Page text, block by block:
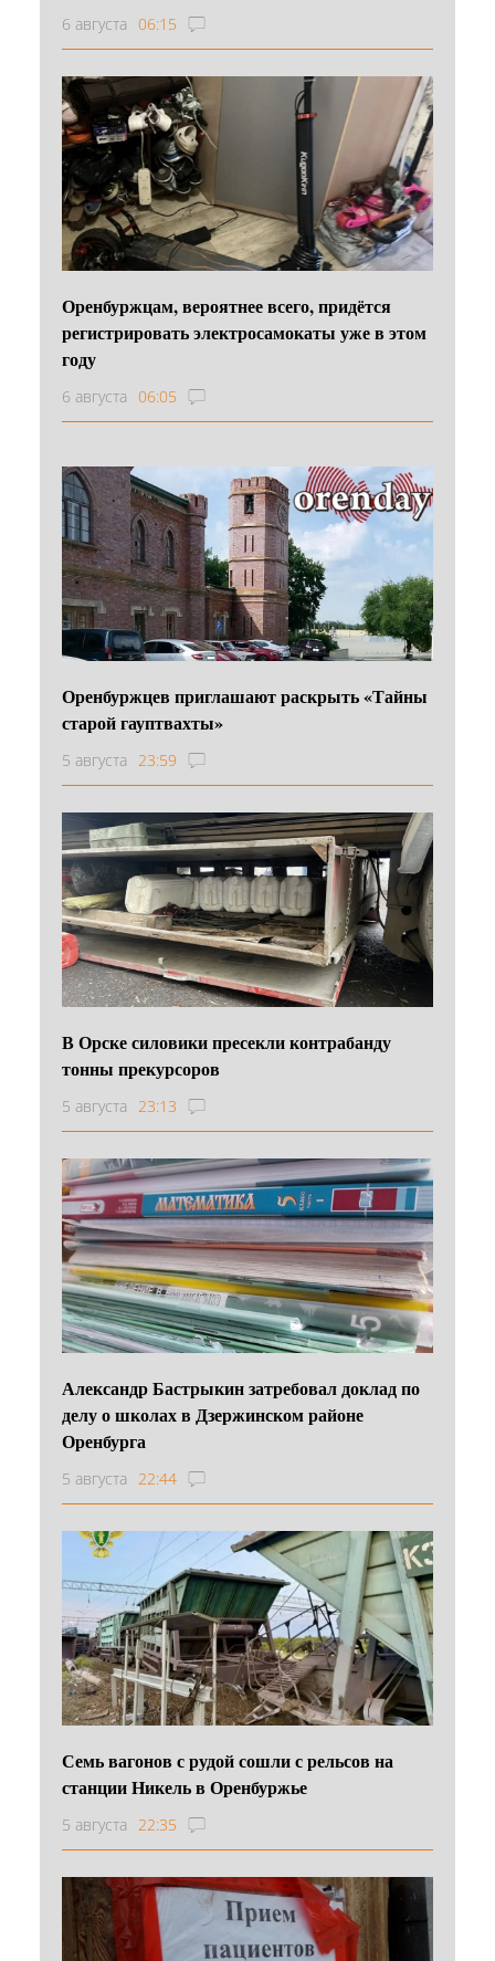
6 августа 06:15
Оренбуржцам, вероятнее всего, придётся
регистрировать электросамокаты уже в этом
году
6 августа 06:05
Оренбуржцев приглашают раскрыть «Тайны
старой гауптвахты»
5 августа 23:59
В Орске силовики пресекли контрабанду
тонны прекурсоров
5 августа 23:13
Александр Бастрыкин затребовал доклад по
делу о школах в Дзержинском районе
Оренбурга
5 августа 22:44
Семь вагонов с рудой сошли с рельсов на
станции Никель в Оренбуржье
5 августа 22:35